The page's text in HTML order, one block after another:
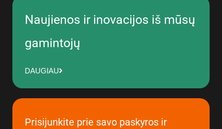
Naujienos ir inovacijos iš mūsų
gamintojų
DAUGIAU
Prisijunkite prie savo paskyros ir